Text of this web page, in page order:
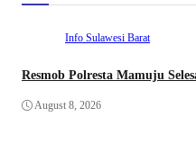
Info Sulawesi Barat
Resmob Polresta Mamuju
August 8, 2026